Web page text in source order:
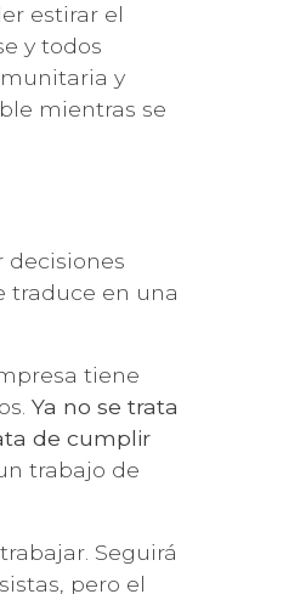
estirar el
y todos
y
mientras se
decisiones
traduce en una
tiene
Ya no se trata
de cumplir
trabajo de
Seguirá
pero el